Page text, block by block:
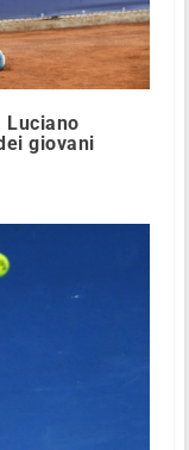
Luciano
giovani